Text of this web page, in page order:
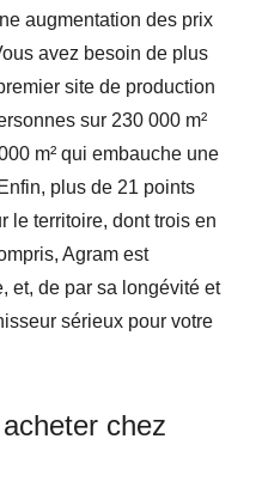
augmentation des prix
avez besoin de plus
site de production
sur 230 000 m²
m² qui embauche une
plus de 21 points
le territoire, dont trois en
Agram est
et, de par sa longévité et
sérieux pour votre
chez